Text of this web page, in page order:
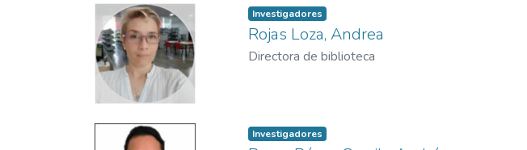
Investigadores
Rojas Loza, Andrea
Directora de biblioteca
Investigadores